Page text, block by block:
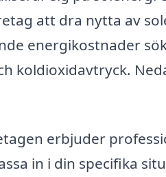
att dra nytta av
energikostnader
koldioxidavtryck.
erbjuder
in i din specifika